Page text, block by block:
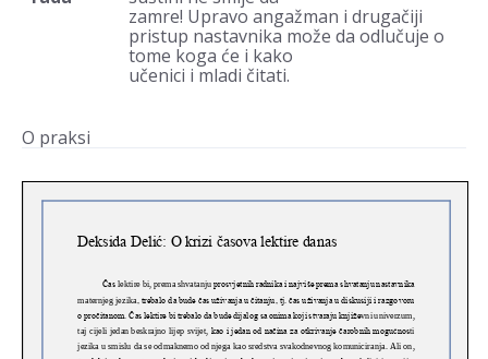
zamre! Upravo angažman i drugačiji
pristup nastavnika može da odlučuje o
tome koga će i kako
učenici i mladi čitati.
O praksi